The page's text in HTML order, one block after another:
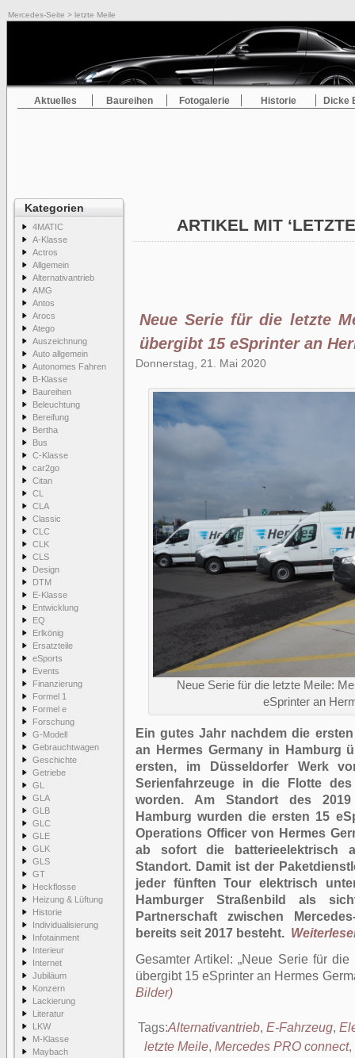
Mercedes-Seite > letzte Meile
Aktuelles Baureihen Fotogalerie Historie Dicke
Kategorien
4MATIC
A-Klasse
Actros
Allgemein
Alternativantrieb
AMG
Antos
Arocs
Atego
Auszeichnung
Auto allgemein
Autonomes Fahren
B-Klasse
Baureihen
Beleuchtung
Bereifung
Bertha
Bus
C-Klasse
car2go
Citan
CL
CLA
Classic
CLC
CLK
CLS
Design
DTM
E-Klasse
Entwicklung
EQ
Erlkönig
Ersatzteile
eSports
Events
Finanzierung
Formel 1
Formel e
Forschung
G-Modell
Gebrauchtwagen
Geschichte
Getriebe
GL
GLA
GLB
GLC
GLE
GLK
GLS
GT
Heckflosse
Heizung & Lüftung
Historie
Individualisierung
Infotainment
Interieur
Internet
Jubiläum
Konzern
Lackierung
Literatur
LKW
M-Klasse
Maybach
ARTIKEL MIT
Neue Serie für die letzte
übergibt 15 eSprinter an
Donnerstag, 21. Mai 2020
Neue Serie für die letzte Meile:
eSprinter an
Ein gutes Jahr nachdem die
an Hermes Germany in Hamburg
ersten, im Düsseldorfer Werk
Serienfahrzeuge in die Flotte
worden. Am Standort des
Hamburg wurden die ersten 15
Operations Officer von Hermes
ab sofort die batterieelektrisch
Standort. Damit ist der
jeder fünften Tour elektrisch
Hamburger Straßenbild als
Partnerschaft zwischen
bereits seit 2017 besteht.
Gesamter Artikel: Neue Serie für die
übergibt 15 eSprinter an Hermes
Bilder)
Tags:Alternativantrieb, E-Fahrzeug,
letzte Meile, Mercedes PRO connect,